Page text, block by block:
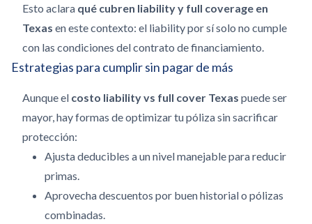
Esto aclara qué cubren liability y full coverage en
Texas en este contexto: el liability por sí solo no cumple
con las condiciones del contrato de financiamiento.
Estrategias para cumplir sin pagar de más
Aunque el costo liability vs full cover Texas puede ser
mayor, hay formas de optimizar tu póliza sin sacrificar
protección:
Ajusta deducibles a un nivel manejable para reducir
primas.
Aprovecha descuentos por buen historial o pólizas
combinadas.